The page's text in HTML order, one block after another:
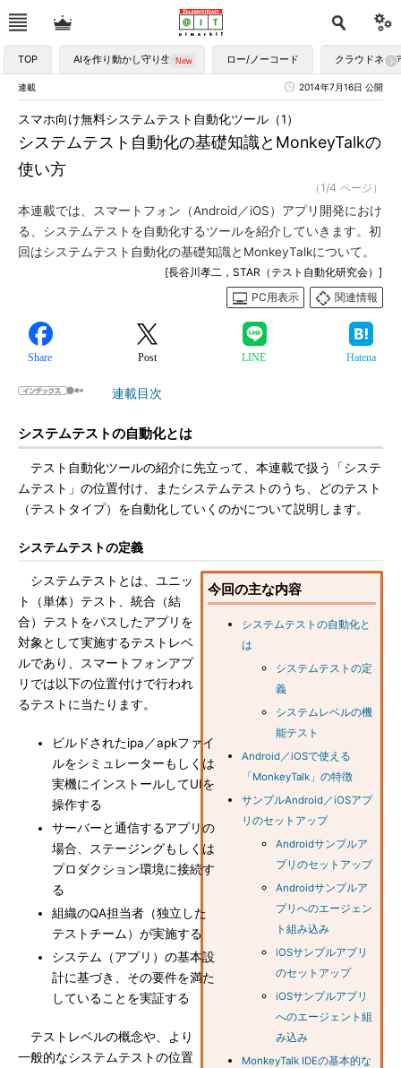
TOP AIを作り動かし守り生かす ロー/ノーコード クラウドネイ
連載 2014年7月16日 公開
システムテスト自動化の基礎知識とMonkeyTalkの
使い方
スマホ向け無料システムテスト自動化ツール（1）
（1/4 ページ）
本連載では、スマートフォン（Android／iOS）アプリ開発におけ
る、システムテストを自動化するツールを紹介していきます。初
回はシステムテスト自動化の基礎知識とMonkeyTalkについて。
[長谷川孝二，STAR（テスト自動化研究会）]
PC用表示
関連情報
Share Post LINE Hatena
連載目次
システムテストの自動化とは
テスト自動化ツールの紹介に先立って、本連載で扱う「システ
ムテスト」の位置付け、またシステムテストのうち、どのテスト
（テストタイプ）を自動化していくのかについて説明します。
システムテストの定義
今回の主な内容
システムテストの自動化と
は
システムテストの定
義
システムレベルの機
能テスト
Android／iOSで使える
「MonkeyTalk」の特徴
サンプルAndroid／iOSアプ
リのセットアップ
Androidサンプルア
プリのセットアップ
Androidサンプルア
プリへのエージェン
ト組み込み
iOSサンプルアプリ
のセットアップ
iOSサンプルアプリ
へのエージェント組
み込み
MonkeyTalk IDEの基本的な
システムテストとは、ユニッ
ト（単体）テスト、統合（結
合）テストをパスしたアプリを
対象として実施するテストレベ
ルであり、スマートフォンアプ
リでは以下の位置付けで行われ
るテストに当たります。
ビルドされたipa／apkファイ
ルをシミュレーターもしくは
実機にインストールしてUIを
操作する
サーバーと通信するアプリの
場合、ステージングもしくは
プロダクション環境に接続す
る
組織のQA担当者（独立した
テストチーム）が実施する
システム（アプリ）の基本設
計に基づき、その要件を満た
していることを実証する
テストレベルの概念や、より
一般的なシステムテストの位置